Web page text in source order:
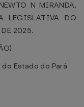
N MIRANDA,
LEGISLATIVA DO
DE 2025.
Estado do Pará